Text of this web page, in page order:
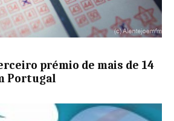
prémio de mais de 14
Portugal